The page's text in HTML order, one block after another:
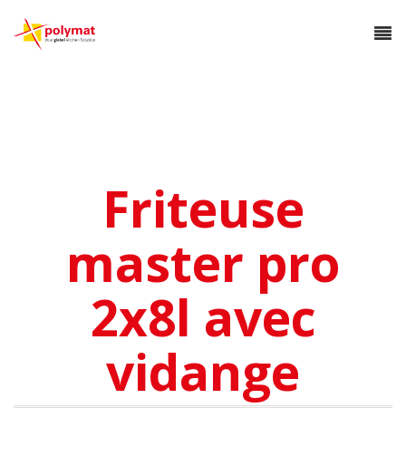
Friteuse
master pro
2x8l avec
vidange